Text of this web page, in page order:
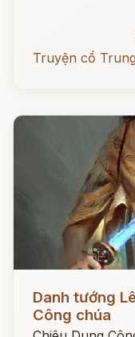
Truyện cổ
Danh tướng
Công chúa